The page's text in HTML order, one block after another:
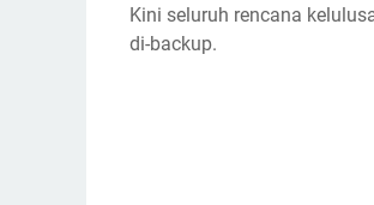
Kini seluruh rencana
di-backup.